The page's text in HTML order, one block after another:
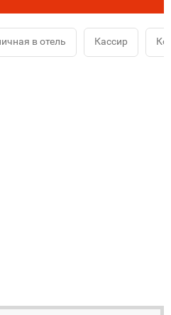
в отель Кассир